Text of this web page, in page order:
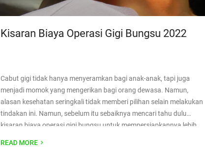
Kisaran Biaya Operasi Gigi Bungsu 2022
Cabut gigi tidak hanya menyeramkan bagi anak-anak, tapi juga
menjadi momok yang mengerikan bagi orang dewasa. Namun,
alasan kesehatan seringkali tidak memberi pilihan selain melakukan
tindakan ini. Namun, sebelum itu sebaiknya mencari tahu dulu
kisaran biaya operasi gigi bungsu untuk mempersiapkannya lebih
READ MORE